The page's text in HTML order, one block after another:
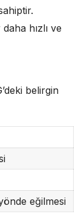
hızlı ve
belirgin
eğilmesi